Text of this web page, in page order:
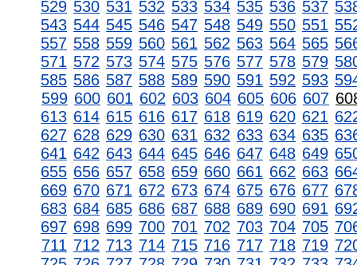
529 530 531 532 533 534 535 536 537
543 544 545 546 547 548 549 550 551
557 558 559 560 561 562 563 564 565
571 572 573 574 575 576 577 578 579
585 586 587 588 589 590 591 592 593
599 600 601 602 603 604 605 606 607
613 614 615 616 617 618 619 620 621
627 628 629 630 631 632 633 634 635
641 642 643 644 645 646 647 648 649
655 656 657 658 659 660 661 662 663
669 670 671 672 673 674 675 676 677
683 684 685 686 687 688 689 690 691
697 698 699 700 701 702 703 704 705
711 712 713 714 715 716 717 718 719